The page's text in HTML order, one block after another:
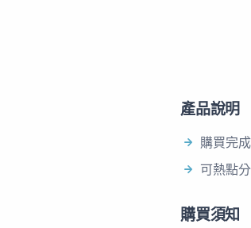
產品說明
購買完
可熱點
購買須知